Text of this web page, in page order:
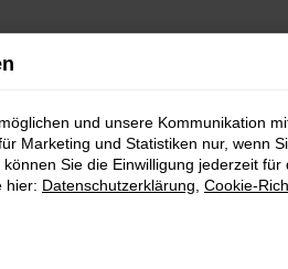
und unsere Kommunikation
Marketing und Statistiken nur, wenn
Sie die Einwilligung jederzeit für
hier: Datenschutzerklärung Cookie-